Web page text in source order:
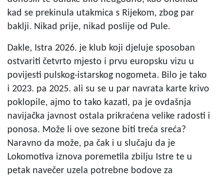
kad se prekinula utakmica s Rijekom, zbog par
baklji. Nikad prije, nikad poslije od Pule.
Dakle, Istra 2026. je klub koji djeluje sposoban
ostvariti četvrto mjesto i prvu europsku vizu u
povijesti pulskog-istarskog nogometa. Bilo je tako
i 2023. pa 2025. ali su se u par navrata karte krivo
poklopile, ajmo to tako kazati, pa je ovdašnja
navijačka javnost ostala prikraćena velike radosti i
ponosa. Može li ove sezone biti treća sreća?
Naravno da može, pa čak i u slučaju da je
Lokomotiva iznova poremetila zbilju Istre te u
petak navečer uzela potrebne bodove za